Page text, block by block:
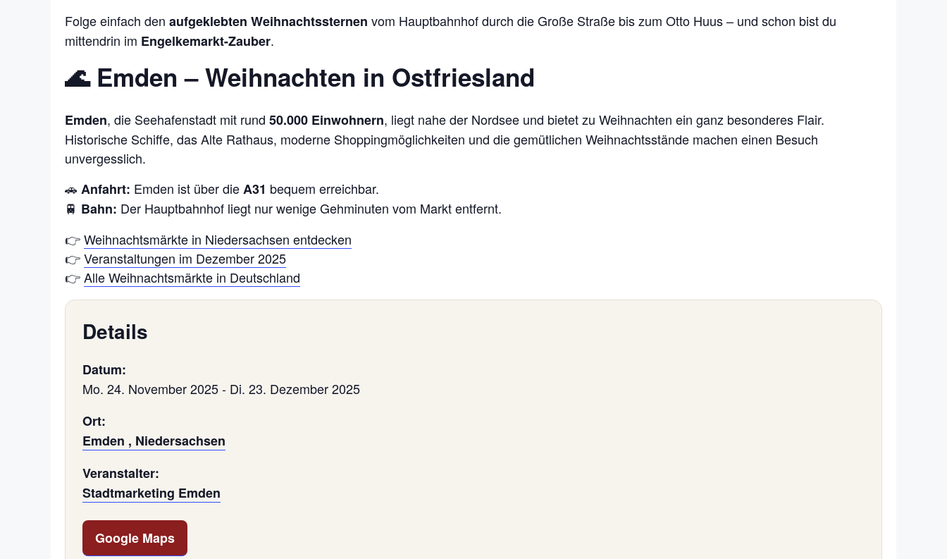
Folge einfach den aufgeklebten Weihnachtssternen vom Hauptbahnhof durch die Große Straße bis zum Otto Huus – und schon bist du
mittendrin im Engelkemarkt-Zauber.
🌊 Emden – Weihnachten in Ostfriesland
Emden, die Seehafenstadt mit rund 50.000 Einwohnern, liegt nahe der Nordsee und bietet zu Weihnachten ein ganz besonderes Flair.
Historische Schiffe, das Alte Rathaus, moderne Shoppingmöglichkeiten und die gemütlichen Weihnachtsstände machen einen Besuch
unvergesslich.
🚗 Anfahrt: Emden ist über dieA31 bequem erreichbar.
🚆 Bahn: Der Hauptbahnhof liegt nur wenige Gehminuten vom Markt entfernt.
👉Weihnachtsmärkte in Niedersachsen entdecken
👉Veranstaltungen im Dezember 2025
👉Alle Weihnachtsmärkte in Deutschland
Details
Datum:
Mo. 24. November 2025- Di. 23. Dezember 2025
Ort:
Emden , Niedersachsen
Veranstalter:
Stadtmarketing Emden
Google Maps